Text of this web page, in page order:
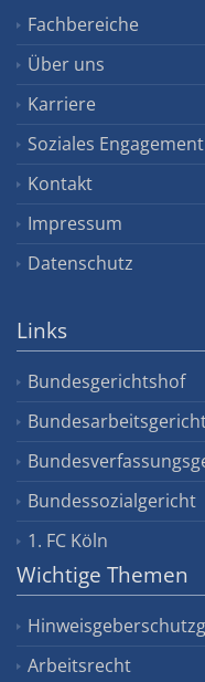
Fachbereiche
Über uns
Karriere
Soziales Engagement
Kontakt
Impressum
Datenschutz
Links
Bundesgerichtshof
Bundessozialgericht
1. FC Köln
Wichtige Themen
Arbeitsrecht